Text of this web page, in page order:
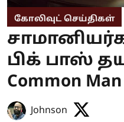
கோலிவுட் செய்திகள்
பிக் பாஸ்
Common Man
Johnson